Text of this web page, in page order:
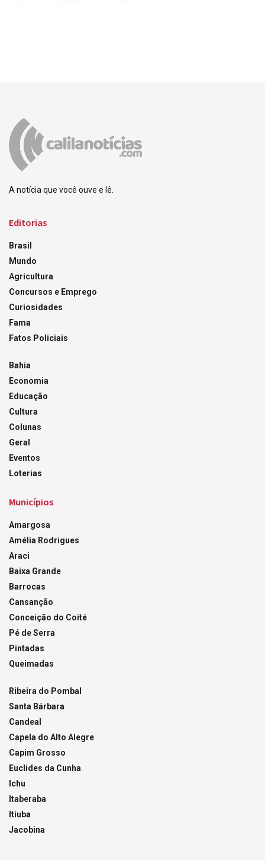
A notícia que você ouve e lê.
Editorias
Brasil
Mundo
Agricultura
Concursos e Emprego
Curiosidades
Fama
Fatos Policiais
Bahia
Economia
Educação
Cultura
Colunas
Geral
Eventos
Loterias
Municípios
Amargosa
Amélia Rodrigues
Araci
Baixa Grande
Barrocas
Cansanção
Conceição do Coité
Pé de Serra
Pintadas
Queimadas
Ribeira do Pombal
Santa Bárbara
Candeal
Capela do Alto Alegre
Capim Grosso
Euclides da Cunha
Ichu
Itaberaba
Itiuba
Jacobina